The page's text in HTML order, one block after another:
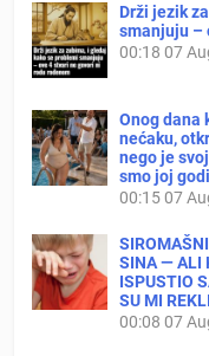
Drži jezik
smanjuju –
00:18 07
Onog dana
nećaku,
nego je
smo joj
00:1507
SINA — ALI
ISPUSTIO
SU MI
00:08 07